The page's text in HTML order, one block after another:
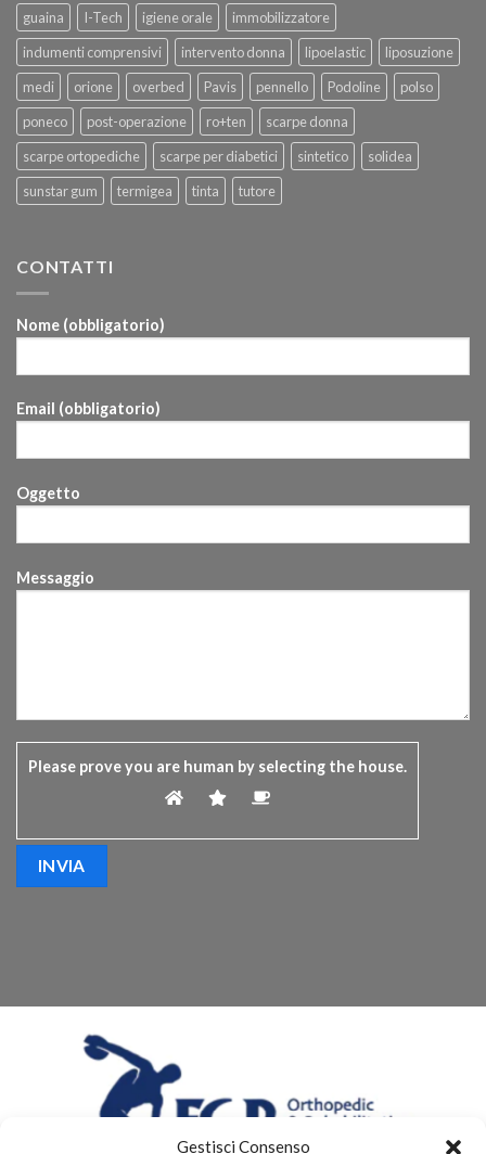
Gestisci Consenso
guaina
I-Tech igiene orale
immobilizzatore
indumenti comprensivi
intervento donna lipoelastic
liposuzione
medi
orione overbed Pavis pennello Podoline
polso
poneco
post-operazione ro+ten
scarpe donna
scarpe ortopediche
scarpe per diabetici sintetico
solidea
sunstar gum
termigea tinta tutore
CONTATTI
Nome (obbligatorio)
Email (obbligatorio)
Oggetto
Messaggio
Please prove you are human by selecting the house.